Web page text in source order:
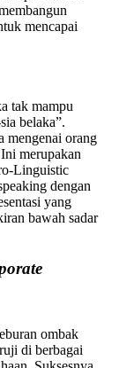
mencapai
tak mampu
belaka”.
mengenai orang
merupakan
Linguistic
dengan
yang
bawah sadar
ombak
di berbagai